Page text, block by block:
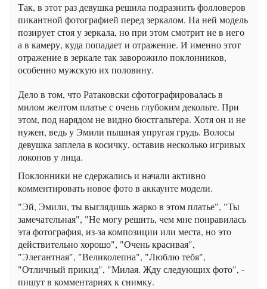
Так, в этот раз девушка решила подразнить фолловеров
пикантной фотографией перед зеркалом. На ней модель
позирует стоя у зеркала, но при этом смотрит не в него
а в камеру, куда попадает и отражение. И именно этот
отражение в зеркале так заворожило поклонников,
особенно мужскую их половину.
Дело в том, что Ратаковски сфотографировалась в
милом желтом платье с очень глубоким декольте. При
этом, под нарядом не видно бюстгальтера. Хотя он и не
нужен, ведь у Эмили пышная упругая грудь. Волосы
девушка заплела в косичку, оставив несколько игривых
локонов у лица.
Поклонники не сдержались и начали активно
комментировать новое фото в аккаунте модели.
"Эй, Эмили, ты выглядишь жарко в этом платье", "Ты
замечательная", "Не могу решить, чем мне понравилась
эта фотография, из-за композиции или места, но это
действительно хорошо", "Очень красивая",
"Элегантная", "Великолепна", "Люблю тебя",
"Отличный прикид", "Милая. Жду следующих фото", -
пишут в комментариях к снимку.